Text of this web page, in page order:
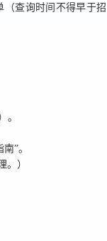
（查询时间不得早于招
。
”。
。）